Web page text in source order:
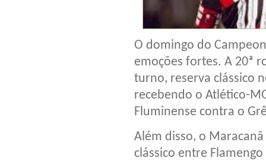
O domingo do
emoções fortes. A 20ª
turno, reserva clássico
recebendo o Atlético-
Fluminense contra o
Além disso, o
clássico entre